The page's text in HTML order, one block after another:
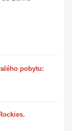
pobytu: